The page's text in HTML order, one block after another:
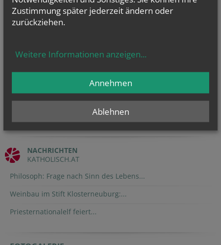
Hl. Dominikus, Hl. Cyriakus, , Vierzehn heilige Nothelfer, Hl.
NACHRICHTEN
KATHOLISCH.AT
Philosoph: Frage nach Sinn des Lebens...
Weinbau im Stift Klosterneuburg:...
Priesternationalelf feiert...
Zustimmung später jederzeit ändern oder
zurückziehen.
Weitere Informationen anzeigen...
Ablehnen
Annehmen